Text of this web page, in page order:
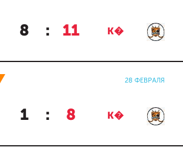
8 : 11 К�
28 ФЕВРАЛЯ
1 : 8 К�